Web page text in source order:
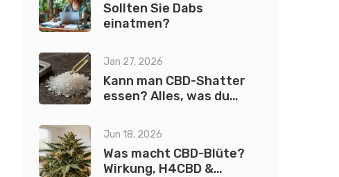
Sollten Sie Dabs
einatmen?
Jan 27, 2026
Kann man CBD-Shatter
essen? Alles, was du
Jun 18, 2026
Was macht CBD-Blüte?
Wirkung, H4CBD &